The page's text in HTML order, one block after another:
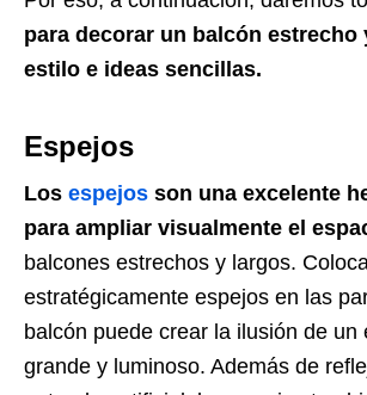
para decorar un balcón estrecho
estilo e ideas sencillas.
Espejos
Los espejos son una excelente
para ampliar visualmente el
balcones estrechos y largos.
estratégicamente espejos en las
balcón puede crear la ilusión de un
grande y luminoso. Además de